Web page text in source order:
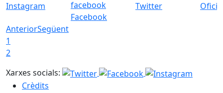
Instagram
Facebook
Twitter
AnteriorSegüent
1
2
Xarxes socials:
Crèdits